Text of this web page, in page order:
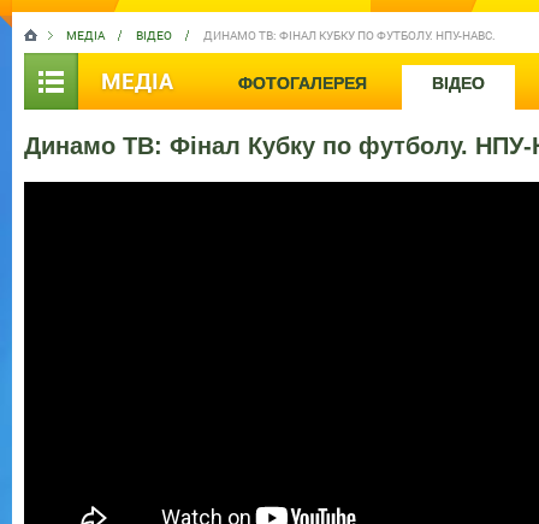
МЕДІА ВІДЕО ДИНАМО ТВ: ФІНАЛ КУБКУ ПО ФУТБОЛУ. НПУ-НАВС.
МЕДІА ФОТОГАЛЕРЕЯ ВІДЕО
Динамо ТВ: Фінал Кубку по футболу.